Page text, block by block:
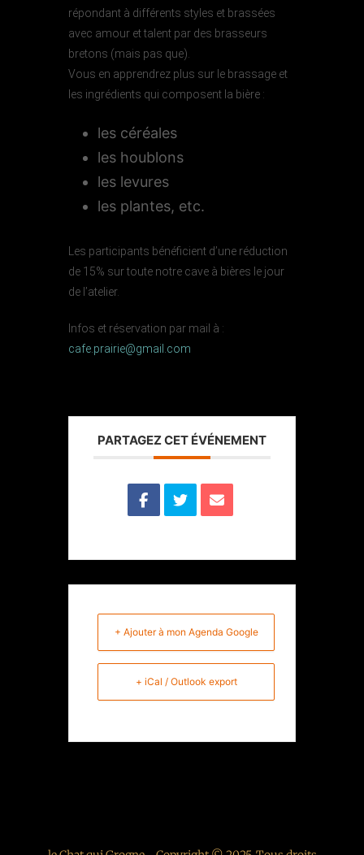
répondant à différents styles et brassées
avec amour et talent par des brasseurs
bretons (mais pas que).
Vous en apprendrez plus sur le brassage et
les ingrédients qui composent la bière :
les céréales
les houblons
les levures
les plantes, etc.
Les participants bénéficient d’une réduction
de 15% sur toute notre cave à bières le jour
de l’atelier.
Infos et réservation par mail à :
cafe.prairie@gmail.com
PARTAGEZ CET ÉVÉNEMENT
+ Ajouter à mon Agenda Google
+ iCal / Outlook export